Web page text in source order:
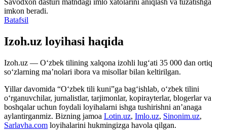
imkon beradi.
Batafsil
Izoh.uz loyihasi haqida
Izoh.uz — O‘zbek tilining xalqona izohli lug‘ati 35 000 dan ortiq
so‘zlarning ma’nolari ibora va misollar bilan keltirilgan.
Yillar davomida “O‘zbek tili kuni”ga bag‘ishlab, o‘zbek tilini
o‘rganuvchilar, jurnalistlar, tarjimonlar, kopirayterlar, blogerlar va
boshqalar uchun foydali loyihalarni ishga tushirishni an’anaga
aylantirganmiz. Bizning jamoa Lotin.uz, Imlo.uz, Sinonim.uz,
Sarlavha.com loyihalarini hukmingizga havola qilgan.